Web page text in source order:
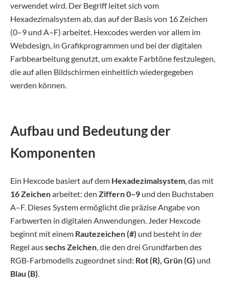
verwendet wird. Der Begriff leitet sich vom
Hexadezimalsystem ab, das auf der Basis von 16 Zeichen
(0–9 und A–F) arbeitet. Hexcodes werden vor allem im
Webdesign, in Grafikprogrammen und bei der digitalen
Farbbearbeitung genutzt, um exakte Farbtöne festzulegen,
die auf allen Bildschirmen einheitlich wiedergegeben
werden können.
Aufbau und Bedeutung der
Komponenten
Ein Hexcode basiert auf dem Hexadezimalsystem, das mit
16 Zeichenarbeitet: den Ziffern 0–9 und den Buchstaben
A–F. Dieses System ermöglicht die präzise Angabe von
Farbwerten in digitalen Anwendungen. Jeder Hexcode
beginnt mit einem Rautezeichen (#) und besteht in der
Regel aussechs Zeichen, die den drei Grundfarben des
RGB-Farbmodells zugeordnet sind: Rot (R), Grün (G) und
Blau (B).